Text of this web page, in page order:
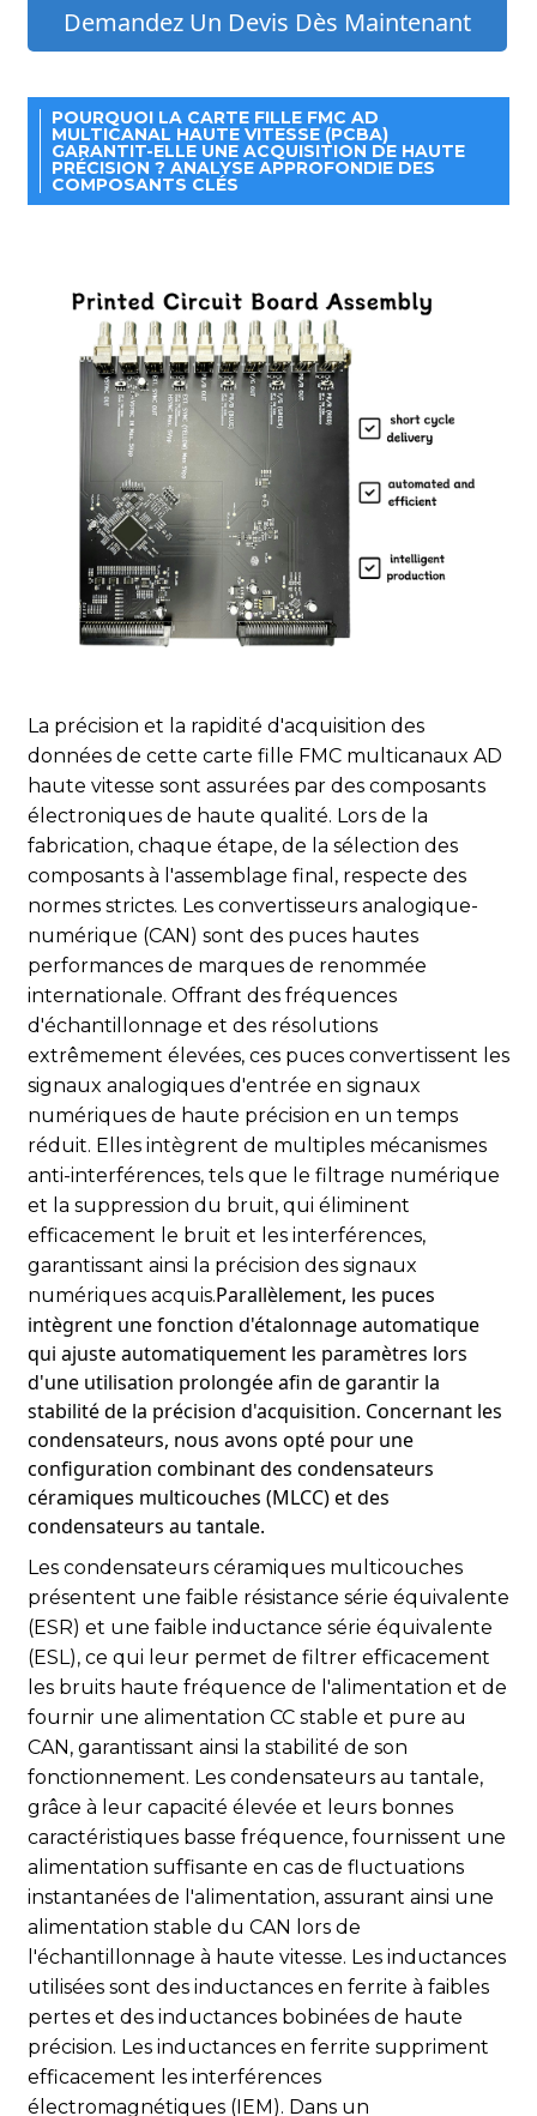
Demandez Un Devis Dès Maintenant
POURQUOI LA CARTE FILLE FMC AD
MULTICANAL HAUTE VITESSE (PCBA)
GARANTIT-ELLE UNE ACQUISITION DE HAUTE
PRÉCISION ? ANALYSE APPROFONDIE DES
COMPOSANTS CLÉS
La précision et la rapidité d'acquisition des
données de cette carte fille FMC multicanaux AD
haute vitesse sont assurées par des composants
électroniques de haute qualité. Lors de la
fabrication, chaque étape, de la sélection des
composants à l'assemblage final, respecte des
normes strictes. Les convertisseurs analogique-
numérique (CAN) sont des puces hautes
performances de marques de renommée
internationale. Offrant des fréquences
d'échantillonnage et des résolutions
extrêmement élevées, ces puces convertissent les
signaux analogiques d'entrée en signaux
numériques de haute précision en un temps
réduit. Elles intègrent de multiples mécanismes
anti-interférences, tels que le filtrage numérique
et la suppression du bruit, qui éliminent
efficacement le bruit et les interférences,
garantissant ainsi la précision des signaux
numériques acquis.Parallèlement, les puces
intègrent une fonction d'étalonnage automatique
qui ajuste automatiquement les paramètres lors
d'une utilisation prolongée afin de garantir la
stabilité de la précision d'acquisition. Concernant les
condensateurs, nous avons opté pour une
configuration combinant des condensateurs
céramiques multicouches (MLCC) et des
condensateurs au tantale.
Les condensateurs céramiques multicouches
présentent une faible résistance série équivalente
(ESR) et une faible inductance série équivalente
(ESL), ce qui leur permet de filtrer efficacement
les bruits haute fréquence de l'alimentation et de
fournir une alimentation CC stable et pure au
CAN, garantissant ainsi la stabilité de son
fonctionnement. Les condensateurs au tantale,
grâce à leur capacité élevée et leurs bonnes
caractéristiques basse fréquence, fournissent une
alimentation suffisante en cas de fluctuations
instantanées de l'alimentation, assurant ainsi une
alimentation stable du CAN lors de
l'échantillonnage à haute vitesse. Les inductances
utilisées sont des inductances en ferrite à faibles
pertes et des inductances bobinées de haute
précision. Les inductances en ferrite suppriment
efficacement les interférences
électromagnétiques (IEM). Dans un
Acquisition ultra-rapide et de haute précision : une
base précise pour le traitement des données
analogiques peuvent être acquis simultanément à une
fréquence d'échantillonnage et une résolution
extrêmement élevées. Qu'il s'agisse d'un signal à variation
rapide ou d'un signal faible, il peut être converti avec
précision en un signal numérique, fournissant ainsi une
base de données précise pour le traitement et l'analyse
ultérieurs, et répondant efficacement aux exigences
d'acquisition de données à haute vitesse.
Excellente stabilité et fiabilité : Garantir une acquisition
de données continue et stable
Des composants électroniques de haute qualité sont
soigneusement sélectionnés, tels que des condensateurs
céramiques multicouches à faible ESR associés à des
condensateurs au tantale de haute capacité, afin de
garantir une alimentation électrique pure et stable et de
réduire les interférences dues à l'ondulation. Des
inductances en ferrite à haute perméabilité magnétique et
des inductances bobinées de haute précision suppriment
les interférences électromagnétiques et renforcent la
robustesse du circuit face aux perturbations.
Parallèlement, grâce à un processus de contrôle qualité
rigoureux, incluant des inspections AOI et aux rayons X de
pointe, ainsi que des tests fonctionnels et de vieillissement
simulant les conditions réelles d'utilisation, la carte PCBA
fonctionne de manière stable et fiable dans des
environnements complexes et lors d'opérations de longue
durée, prolongeant considérablement la durée de
fonctionnement sans panne du système d'acquisition de
données.
Excellente adaptabilité environnementale :
capacité à s'adapter facilement aux
environnements de travail complexes
est pleinement prise en compte lors de la conception. Les
composants sélectionnés fonctionnent normalement dans
une plage de températures allant de -40 °C à 85 °C et dans
un environnement à humidité relative de 5 % à 95 % (sans
condensation). L'ensemble du module bénéficie d'une
conception et d'un traitement spécifiques garantissant son
étanchéité à l'humidité, à la poussière et aux vibrations. Il
résiste ainsi efficacement aux influences de la poussière,
de l'humidité et des vibrations en milieu industriel et
assure une performance stable du système d'acquisition de
données, même dans des environnements de travail
Conception à haute efficacité et économe en énergie : à
l'avant-garde de la nouvelle tendance en matière
d'économie d'énergie dans l'acquisition de données
Les convertisseurs analogique-numérique (CAN) hautes
performances et les autres composants bénéficient de
procédés de fabrication avancés et présentent une faible
consommation d'énergie. Grâce à une conception de circuit
et une sélection de composants optimisées, la carte PCBA
ajuste intelligemment la consommation d'énergie selon les